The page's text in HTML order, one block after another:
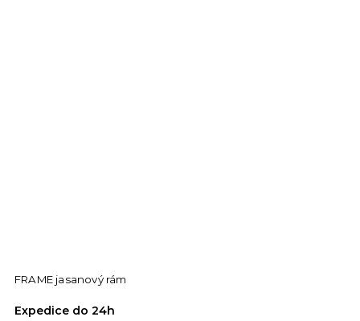
FRAME jasanový rám
Expedice do 24h